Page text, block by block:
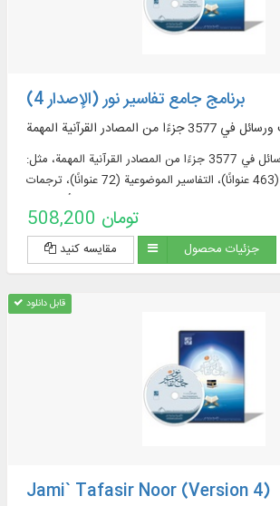
برنامج جامع تفاسير نور (الإصدار 4)
عرض 903 كتب ورسائل في 3577 جزءًا من المصادر القرآنية المهمة، مثل:
التفاسير الترتيبية (463 عنوانًا)، التفاسير الموضوعية (72 عنوانًا)، ترجمات
قسم الموسوعة)، مصادر تفسير القرآن وعلومه (319 عنوانا)، المعاجم 508,200 تومان
مقایسه کنید جزئیات محصول
قابل دانلود
Jami` Tafasir Noor (Version 4)